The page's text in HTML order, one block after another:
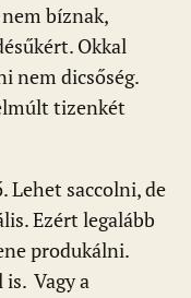
bíznak,
Okkal
nem dicsőség.
tizenkét
Lehet saccolni, de
Ezért legalább
produkálni.
Vagy a